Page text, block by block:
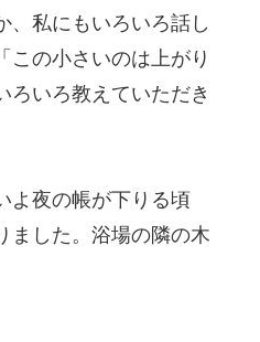
、私にもいろいろ話し
この小さいのは上がり
ろいろ教えていただき
よ夜の帳が下りる頃
ました。浴場の隣の木